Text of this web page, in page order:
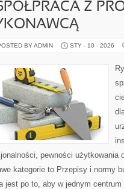
Z
BY ADMIN STY - 10 - 2026
pewności użytkowania
kategorie to Przepisy i normy
jest po to, aby w jednym